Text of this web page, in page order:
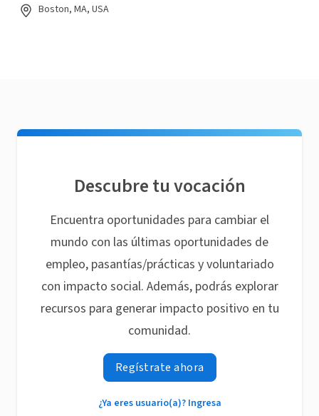
Boston, MA, USA
Descubre tu vocación
Encuentra oportunidades para cambiar el
mundo con las últimas oportunidades de
empleo, pasantías/prácticas y voluntariado
con impacto social. Además, podrás explorar
recursos para generar impacto positivo en tu
comunidad.
Regístrate ahora
¿Ya eres usuario(a)? Ingresa